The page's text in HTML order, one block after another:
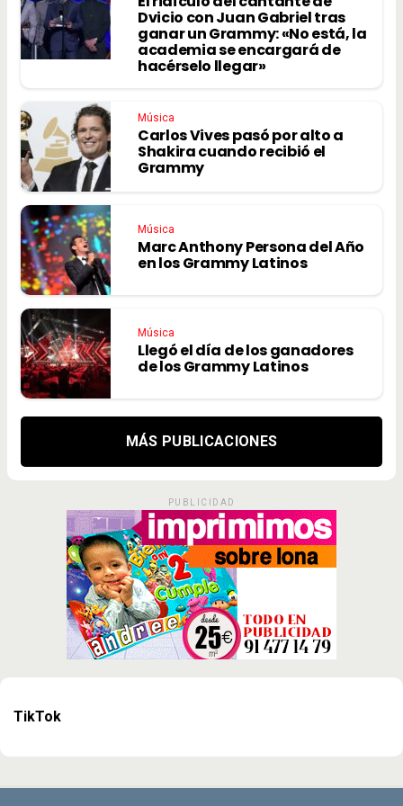
Dvicio con Juan Gabriel tras
ganar un Grammy: «No está, la
academia se encargará de
hacérselo llegar»
Música
Carlos Vives pasó por alto a
Shakira cuando recibió el
Grammy
Música
Marc Anthony Persona del Año
en los Grammy Latinos
Música
Llegó el día de los ganadores
de los Grammy Latinos
MÁS PUBLICACIONES
PUBLICIDAD
TikTok